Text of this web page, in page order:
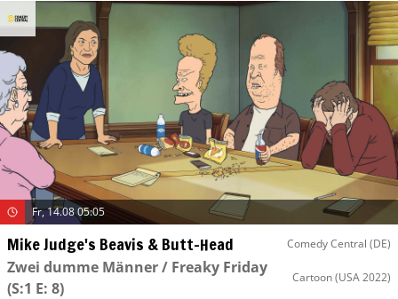
Fr, 14.08 05:05
Mike Judge's Beavis & Butt-Head Comedy Central (DE)
Zwei dumme Männer / Freaky Friday
(S:1 E: 8)
Cartoon(USA 2022)